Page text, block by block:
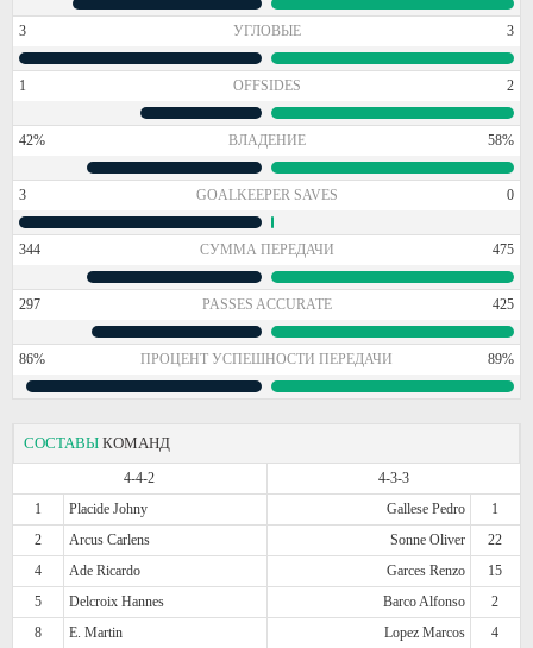
3 УГЛОВЫЕ 3
1 OFFSIDES 2
42% ВЛАДЕНИЕ 58%
3 GOALKEEPER SAVES 0
344 СУММА ПЕРЕДАЧИ 475
297 PASSES ACCURATE 425
86% ПРОЦЕНТ УСПЕШНОСТИ ПЕРЕДАЧИ 89%
СОСТАВЫ КОМАНД
4-4-2
4-3-3
1
Placide Johny Gallese Pedro
1
2
Arcus Carlens Sonne Oliver
22
4
Ade Ricardo Garces Renzo
15
5
Delcroix Hannes Barco Alfonso
2
8
E. Martin Lopez Marcos
4